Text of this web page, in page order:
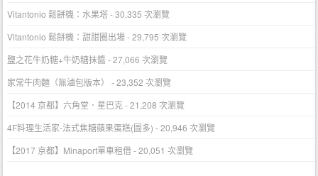
Vitantonio 鬆餅機：水果塔- 30,335 次瀏覽
Vitantonio 鬆餅機：甜甜圈出場- 29,795 次瀏覽
鹽之花牛奶糖+牛奶糖抹醬- 27,066 次瀏覽
家常牛肉麵（無滷包版本）
- 23,352 次瀏覽
【2014 京都】六角堂．星巴克- 21,208 次瀏覽
4F料理生活家-法式焦糖蘋果蛋糕(圖多) - 20,946 次瀏覽
【2017 京都】Minaport單車租借- 20,051 次瀏覽